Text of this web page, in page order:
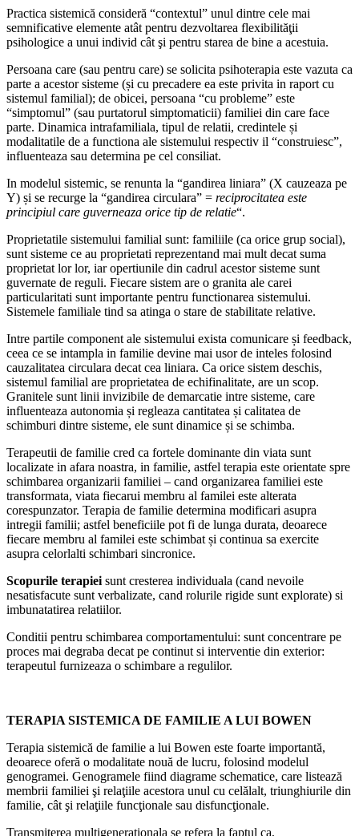
Practica sistemică consideră “contextul” unul dintre cele mai
semnificative elemente atât pentru dezvoltarea flexibilităţii
psihologice a unui individ cât şi pentru starea de bine a acestuia.
Persoana care (sau pentru care) se solicita psihoterapia este vazuta ca
parte a acestor sisteme (și cu precadere ea este privita in raport cu
sistemul familial); de obicei, persoana “cu probleme” este
“simptomul” (sau purtatorul simptomaticii) familiei din care face
parte. Dinamica intrafamiliala, tipul de relatii, credintele și
modalitatile de a functiona ale sistemului respectiv il “construiesc”,
influenteaza sau determina pe cel consiliat.
In modelul sistemic, se renunta la “gandirea liniara” (X cauzeaza pe
Y) și se recurge la “gandirea circulara” = reciprocitatea este
principiul care guverneaza orice tip de relatie“.
Proprietatile sistemului familial sunt: familiile (ca orice grup social),
sunt sisteme ce au proprietati reprezentand mai mult decat suma
proprietat lor lor, iar opertiunile din cadrul acestor sisteme sunt
guvernate de reguli. Fiecare sistem are o granita ale carei
particularitati sunt importante pentru functionarea sistemului.
Sistemele familiale tind sa atinga o stare de stabilitate relative.
Intre partile component ale sistemului exista comunicare și feedback,
ceea ce se intampla in familie devine mai usor de inteles folosind
cauzalitatea circulara decat cea liniara. Ca orice sistem deschis,
sistemul familial are proprietatea de echifinalitate, are un scop.
Granitele sunt linii invizibile de demarcatie intre sisteme, care
influenteaza autonomia și regleaza cantitatea și calitatea de
schimburi dintre sisteme, ele sunt dinamice și se schimba.
Terapeutii de familie cred ca fortele dominante din viata sunt
localizate in afara noastra, in familie, astfel terapia este orientate spre
schimbarea organizarii familiei – cand organizarea familiei este
transformata, viata fiecarui membru al familei este alterata
corespunzator. Terapia de familie determina modificari asupra
intregii familii; astfel beneficiile pot fi de lunga durata, deoarece
fiecare membru al familei este schimbat și continua sa exercite
asupra celorlalti schimbari sincronice.
Scopurile terapiei sunt cresterea individuala (cand nevoile
nesatisfacute sunt verbalizate, cand rolurile rigide sunt explorate) si
imbunatatirea relatiilor.
Conditii pentru schimbarea comportamentului: sunt concentrare pe
proces mai degraba decat pe continut si interventie din exterior:
terapeutul furnizeaza o schimbare a regulilor.
TERAPIA SISTEMICA DE FAMILIE A LUI BOWEN
Terapia sistemică de familie a lui Bowen este foarte importantă,
deoarece oferă o modalitate nouă de lucru, folosind modelul
genogramei. Genogramele fiind diagrame schematice, care listează
membrii familiei şi relaţiile acestora unul cu celălalt, triunghiurile din
familie, cât şi relaţiile funcţionale sau disfuncţionale.
Transmiterea multigenerationala se refera la faptul ca,